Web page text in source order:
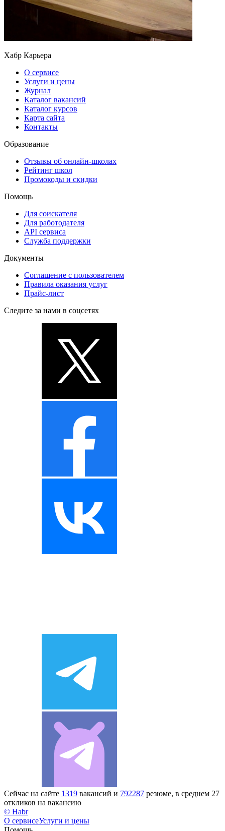
Хабр Карьера
О сервисе
Услуги и цены
Журнал
Каталог вакансий
Каталог курсов
Карта сайта
Контакты
Образование
Отзывы об онлайн-школах
Рейтинг школ
Промокоды и скидки
Помощь
Для соискателя
Для работодателя
API сервиса
Служба поддержки
Документы
Соглашение с пользователем
Правила оказания услуг
Прайс-лист
Следите за нами в соцсетях
Сейчас на сайте 1319 вакансий и 792287 резюме, в среднем 27
откликов на вакансию
© Habr
О сервисеУслуги и цены